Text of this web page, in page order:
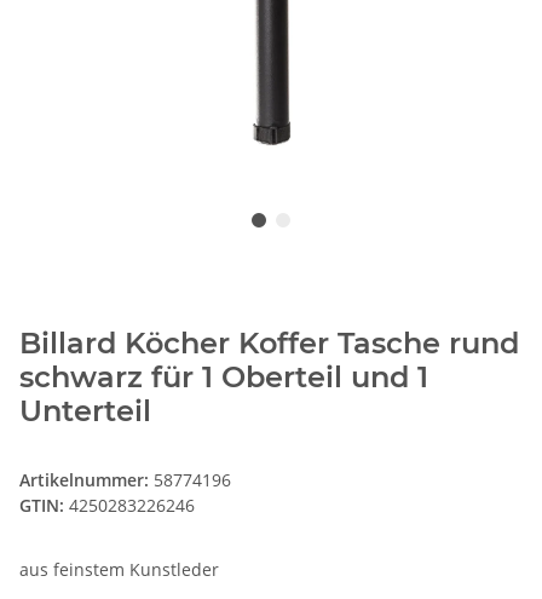
Billard Köcher Koffer Tasche rund
schwarz für 1 Oberteil und 1
Unterteil
Artikelnummer: 58774196
GTIN: 4250283226246
aus feinstem Kunstleder